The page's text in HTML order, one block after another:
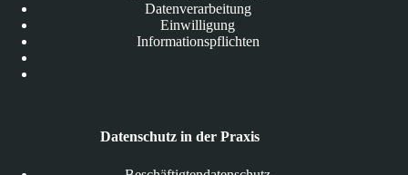
Datenverarbeitung
Einwilligung
Informationspflichten
Datenschutz in der Praxis